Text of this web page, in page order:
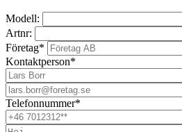
Modell:
Artnr:
Företag*
Kontaktperson*
Telefonnummer*